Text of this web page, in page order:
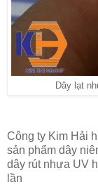
Dây lạt
Công ty Kim Hải
sản phẩm dây
dây rút nhựa UV
lần